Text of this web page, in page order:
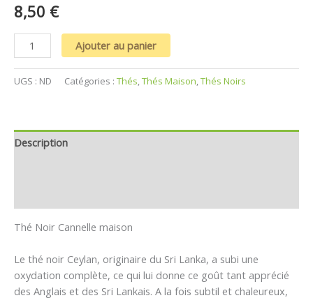
8,50 €
Ajouter au panier
UGS : ND Catégories : Thés,Thés Maison,Thés Noirs
Description
Thé Noir Cannelle maison
Le thé noir Ceylan, originaire du Sri Lanka, a subi une
oxydation complète, ce qui lui donne ce goût tant apprécié
des Anglais et des Sri Lankais. A la fois subtil et chaleureux,